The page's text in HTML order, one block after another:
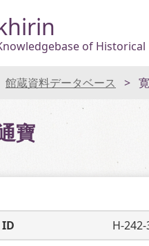
of
館蔵資料データベース
寶
ID
H-